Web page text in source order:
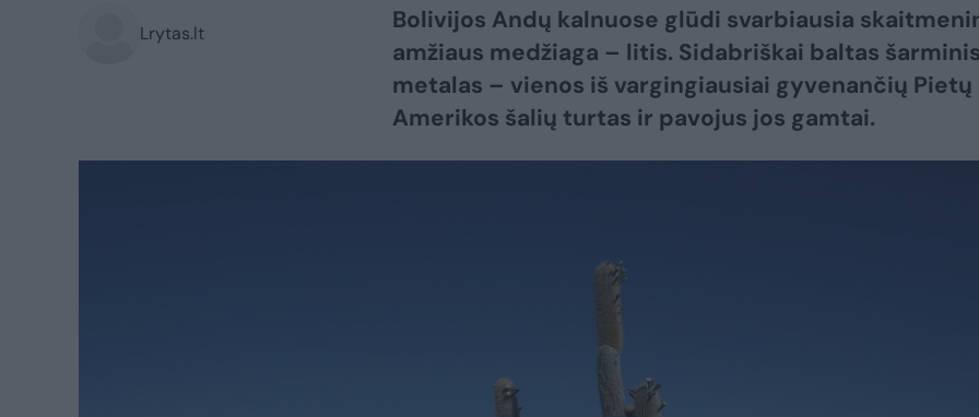
Lrytas.lt
Bolivijos Andų kalnuose glūdi svarbiausia
amžiaus medžiaga – litis. Sidabriškai baltas
metalas – vienos iš vargingiausiai gyvenančių Pietų
Amerikos šalių turtas ir pavojus jos gamtai.